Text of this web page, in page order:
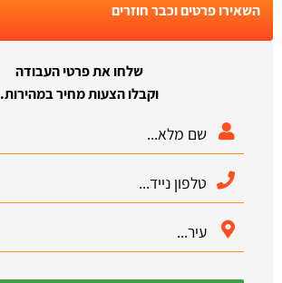
השאירו פרטים וכבר חוזרים
שלחו את פרטי העבודה
וקבלו הצעות מחיר במהירות.